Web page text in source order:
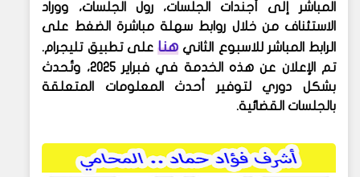
المباشر إلى أجندات الجلسات، رول الجلسات، ووراد
الاستئناف من خلال روابط سهلة مباشرة
الضغط على
الرابط المباشر للاسبوع الثاني هنا على تطبيق تليجرام.
تم الإعلان عن هذه الخدمة في فبراير 2025، وتُحدث
بشكل دوري لتوفير أحدث المعلومات المتعلقة
بالجلسات القضائية.